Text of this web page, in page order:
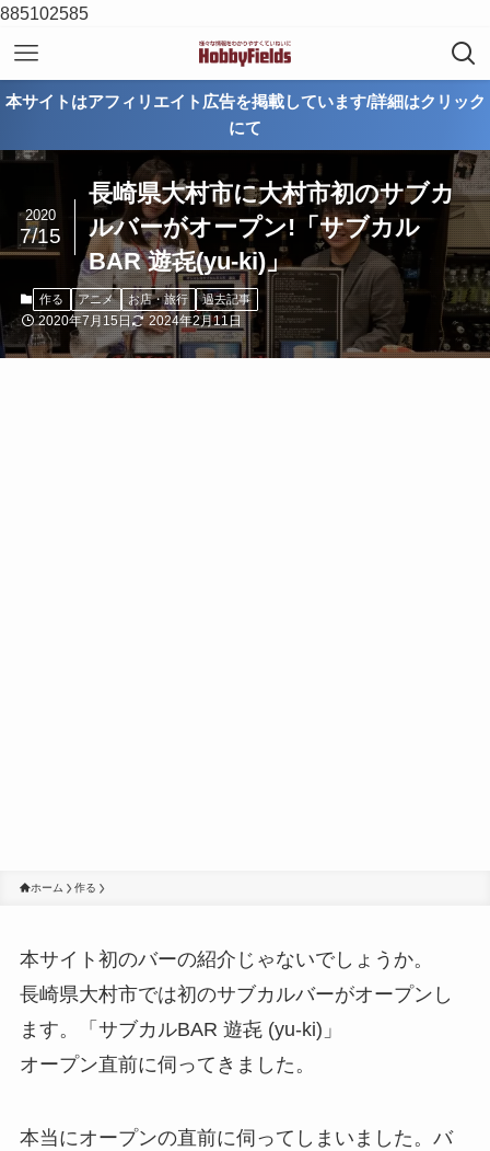
885102585
本サイトはアフィリエイト広告を掲載しています/詳細はクリック
にて
長崎県大村市に大村市初のサブカ
ルバーがオープン!「サブカル
BAR 遊㐂(yu-ki)」
2020
7/15
作る アニメ お店・旅行 過去記事
2020年7月15日 2024年2月11日
ホーム 作る
本サイト初のバーの紹介じゃないでしょうか。
長崎県大村市では初のサブカルバーがオープンし
ます。「サブカルBAR 遊㐂 (yu-ki)」
オープン直前に伺ってきました。
本当にオープンの直前に伺ってしまいました。バ